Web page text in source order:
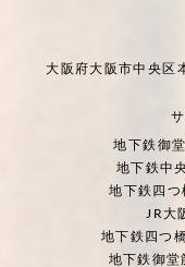
大阪府大阪市中央区
地下鉄御
地下鉄中
地下鉄四
JR大
地下鉄四つ
地下鉄御堂